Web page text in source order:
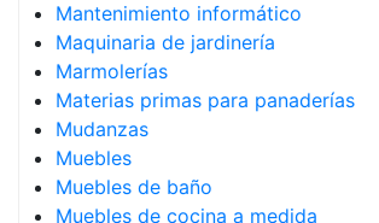
Mantenimiento informático
Maquinaria de jardinería
Marmolerías
Materias primas para panaderías
Mudanzas
Muebles
Muebles de baño
Muebles de cocina a medida